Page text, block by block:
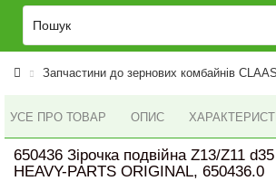
Запчастини до зернових комбайнів CLAAS
УСЕ ПРО ТОВАР ОПИС
650436 Зірочка подвійна Z13/Z11
HEAVY-PARTS ORIGINAL, 650436.0